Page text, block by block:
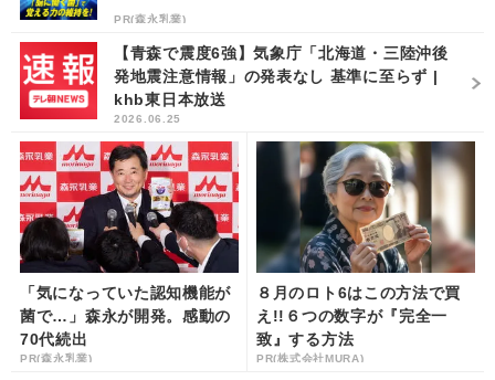
PR(森永乳業)
【青森で震度6強】気象庁「北海道・三陸沖後
発地震注意情報」の発表なし 基準に至らず |
khb東日本放送
2026.06.25
「気になっていた認知機能が
菌で…」森永が開発。感動の
70代続出
PR(森永乳業)
８月のロト6はこの方法で買
え!!６つの数字が『完全一
致』する方法
PR(株式会社MURA)